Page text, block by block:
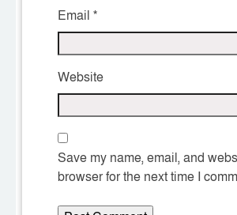
Email *
Website
Save my name, email, and
browser for the next time I